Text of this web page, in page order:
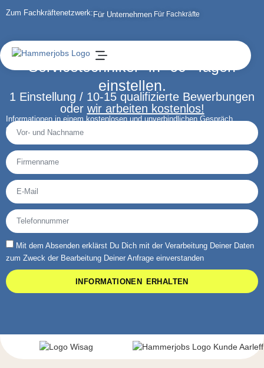
Zum Fachkräftenetzwerk: Für Unternehmen Für Fachkräfte
Servicetechniker in 60 Tagen
einstellen.
1 Einstellung / 10-15 qualifizierte Bewerbungen
oder wir arbeiten kostenlos!
Informationen in einem kostenlosen und unverbindlichen Gespräch
erhalten:
Mit dem Absenden erklärst Du Dich mit der Verarbeitung Deiner Daten
zum Zweck der Bearbeitung Deiner Anfrage einverstanden
INFORMATIONEN ERHALTEN